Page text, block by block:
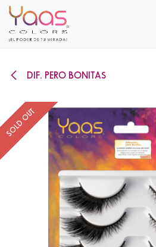
Ir al contenido
DIF. PERO BONITAS
SOLD OUT